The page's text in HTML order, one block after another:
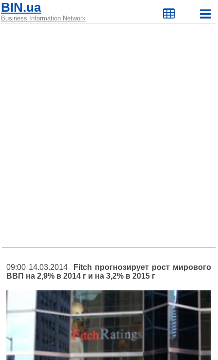
BIN.ua
Business Information Network
09:00 14.03.2014
Fitch прогнозирует рост мирового
ВВП на 2,9% в 2014 г и на 3,2% в 2015 г